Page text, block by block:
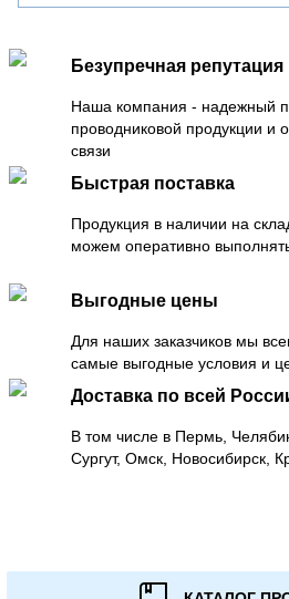
Безупречная репутация
Наша компания - надежный
проводниковой продукции и
связи
Быстрая поставка
Продукция в наличии на
можем оперативно
Выгодные цены
Для наших заказчиков мы
самые выгодные условия и
Доставка по всей
В том числе в Пермь,
Сургут, Омск, Новосибирск,